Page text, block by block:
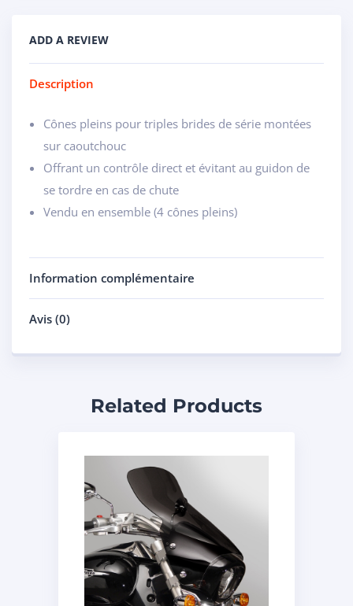
ADD A REVIEW
Description
Cônes pleins pour triples brides de série montées
sur caoutchouc
Offrant un contrôle direct et évitant au guidon de
se tordre en cas de chute
Vendu en ensemble (4 cônes pleins)
Information complémentaire
Avis (0)
Related Products